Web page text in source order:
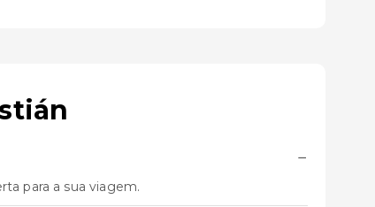
−
para a sua viagem.